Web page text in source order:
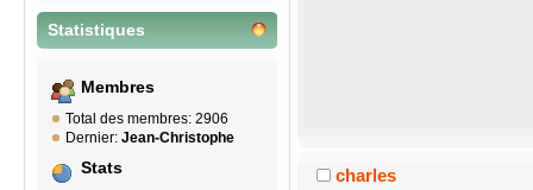
Statistiques
Membres
Total des membres: 2906
Dernier: Jean-Christophe
Stats charles